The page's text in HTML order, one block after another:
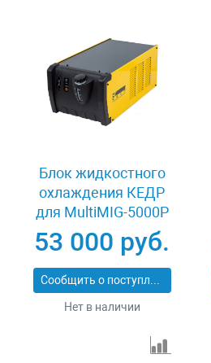
Блок жидкостного
охлаждения КЕДР
для MultiMIG-5000P
53 000 руб.
Сообщить о поступлении
Нет в наличии